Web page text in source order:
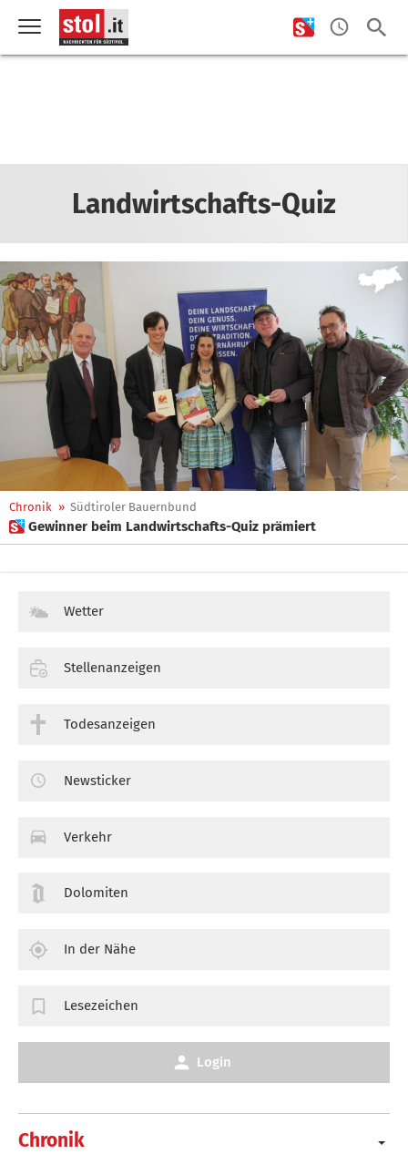
Landwirtschafts-Quiz
Chronik » Südtiroler Bauernbund
 Gewinner beim Landwirtschafts-Quiz prämiert
Chronik
Wetter
Stellenanzeigen
Todesanzeigen
Newsticker
Verkehr
Dolomiten
In der Nähe
Lesezeichen
Login